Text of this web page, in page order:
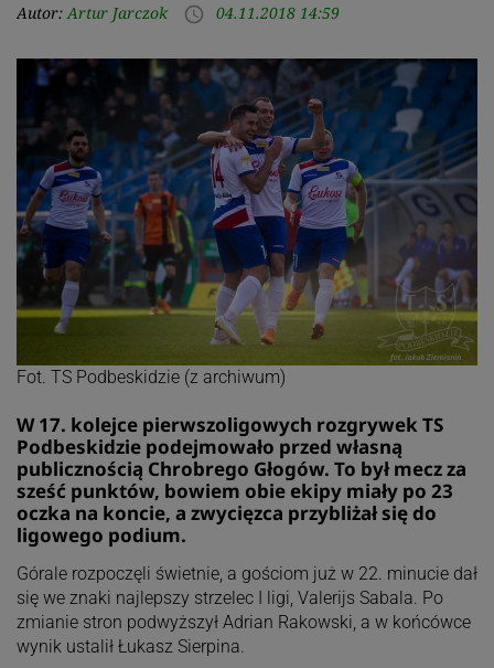
Autor: Artur Jarczok access_time 04.11.2018 14:59
Fot. TS Podbeskidzie (z archiwum)
W 17. kolejce pierwszoligowych rozgrywek TS
Podbeskidzie podejmowało przed własną
publicznością Chrobrego Głogów. To był mecz za
sześć punktów, bowiem obie ekipy miały po 23
oczka na koncie, a zwycięzca przybliżał się do
ligowego podium.
Górale rozpoczęli świetnie, a gościom już w 22. minucie dał
się we znaki najlepszy strzelec I ligi, Valerijs Sabala. Po
zmianie stron podwyższył Adrian Rakowski, a w końcówce
wynik ustalił Łukasz Sierpina.